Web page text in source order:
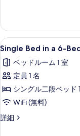
べ
て
の
写
真
を
表
示
6-
Bed
Ensuite
詳
細
Single
Bed
in
a
6-
Bed
Ensuite
Female
5
Single Bed in a 6-
ベッドルーム 1 室
定員 1 名
シングル二段ベッド
WiFi (無料)
詳細
Single